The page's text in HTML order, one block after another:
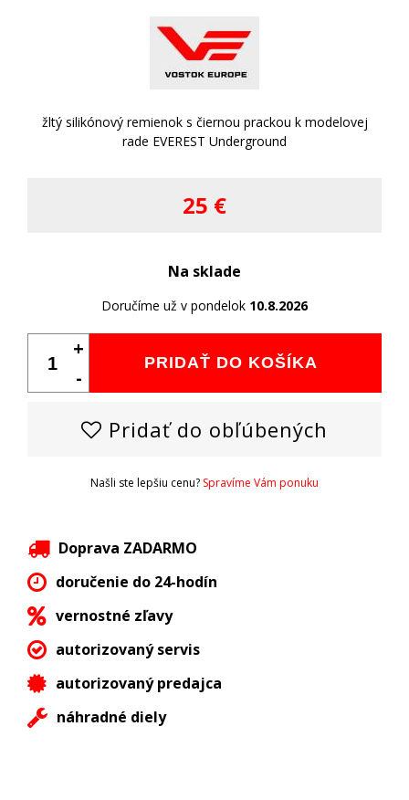
žltý silikónový remienok s čiernou prackou k modelovej
rade EVEREST Underground
25 €
Na sklade
Doručíme už v pondelok 10.8.2026
PRIDAŤ DO KOŠÍKA
+
-
Pridať do obľúbených
Našli ste lepšiu cenu? Spravíme Vám ponuku
Doprava ZADARMO
doručenie do 24-hodín
vernostné zľavy
autorizovaný servis
autorizovaný predajca
náhradné diely